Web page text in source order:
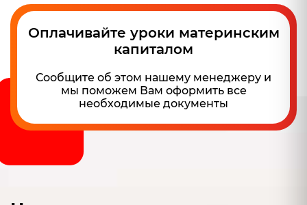
Оплачивайте уроки материнским
капиталом
Сообщите об этом нашему менеджеру и
мы поможем Вам оформить все
необходимые документы